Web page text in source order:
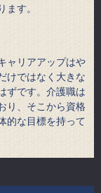
ます。
ャリアアップはや
けではなく大きな
ずです。介護職は
り、そこから資格
的な目標を持って